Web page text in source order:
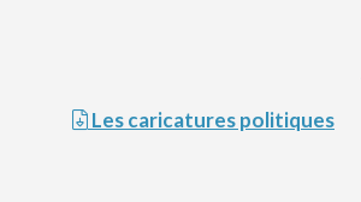
Les caricatures politiques